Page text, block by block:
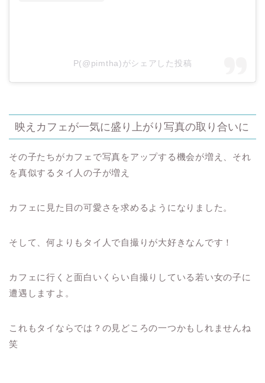
P(@pimtha)がシェアした投稿
映えカフェが一気に盛り上がり写真の取り合いに
その子たちがカフェで写真をアップする機会が増え、それ
を真似するタイ人の子が増え
カフェに見た目の可愛さを求めるようになりました。
そして、何よりもタイ人で自撮りが大好きなんです！
カフェに行くと面白いくらい自撮りしている若い女の子に
遭遇しますよ。
これもタイならでは？の見どころの一つかもしれませんね
笑